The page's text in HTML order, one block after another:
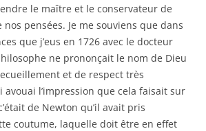
le maître et le conservateur de
nos pensées. Je me souviens que dans
que j’eus en 1726 avec le docteur
ne prononçait le nom de Dieu
et de respect très
avouai l’impression que cela faisait sur
de Newton qu’il avait pris
coutume, laquelle doit être en effet